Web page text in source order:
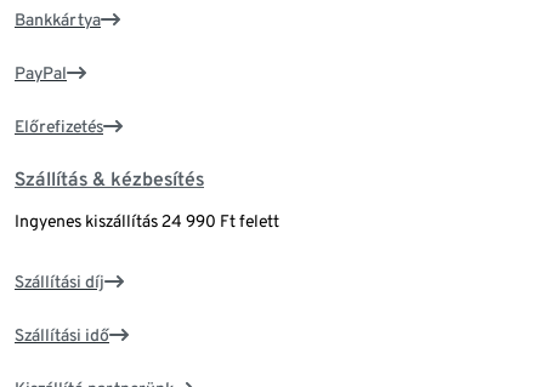
Bankkártya
PayPal
Előrefizetés
Szállítás & kézbesítés
Ingyenes kiszállítás 24 990 Ft felett
Szállítási díj
Szállítási idő